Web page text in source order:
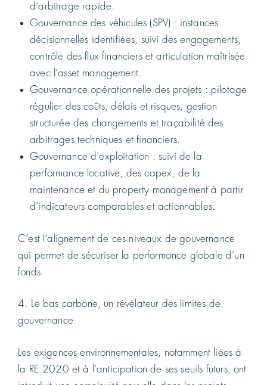
d’arbitrage rapide.
Gouvernance des véhicules (SPV) : instances
décisionnelles identifiées, suivi des engagements,
contrôle des flux financiers et articulation maîtrisée
avec l’asset management.
Gouvernance opérationnelle des projets : pilotage
régulier des coûts, délais et risques, gestion
structurée des changements et traçabilité des
arbitrages techniques et financiers.
Gouvernance d’exploitation : suivi de la
performance locative, des capex, de la
maintenance et du property management à partir
d’indicateurs comparables et actionnables.
C’est l’alignement de ces niveaux de gouvernance
qui permet de sécuriser la performance globale d’un
fonds.
4. Le bas carbone, un révélateur des limites de
gouvernance
Les exigences environnementales, notamment liées à
la RE 2020 et à l’anticipation de ses seuils futurs, ont